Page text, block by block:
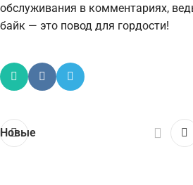
обслуживания в комментариях,
байк — это повод для гордости!
Новые